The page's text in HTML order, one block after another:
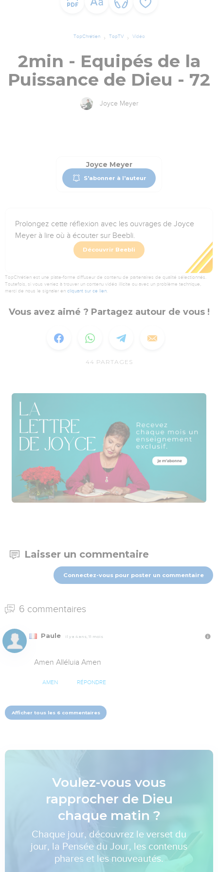
TopChrétien TopTV Vidéo
2min - Equipés de la
Puissance de Dieu - 72
Joyce Meyer
Joyce Meyer
S'abonner à l'auteur
Prolongez cette réflexion avec les ouvrages de Joyce
Meyer à lire où à écouter sur Beebli.
Découvrir Beebli
TopChrétien est une plate-forme diffuseur de contenu de partenaires de qualité sélectionnés.
Toutefois, si vous veniez à trouver un contenu vidéo illicite ou avec un problème technique,
merci de nous le signaler en cliquant sur ce lien.
Vous avez aimé ? Partagez autour de vous !
44 PARTAGES
Laisser un commentaire
Connectez-vous pour poster un commentaire
6 commentaires
Paule Il y a 4 ans, 11 mois
Amen Alléluia Amen
AMEN RÉPONDRE
Afficher tous les 6 commentaires
Voulez-vous vous
rapprocher de Dieu
chaque matin ?
Chaque jour, découvrez le verset du
jour, la Pensée du Jour, les contenus
phares et les nouveautés.